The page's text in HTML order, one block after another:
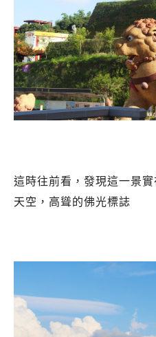
這時往前看，發現這一景
天空，高聳的佛光標誌